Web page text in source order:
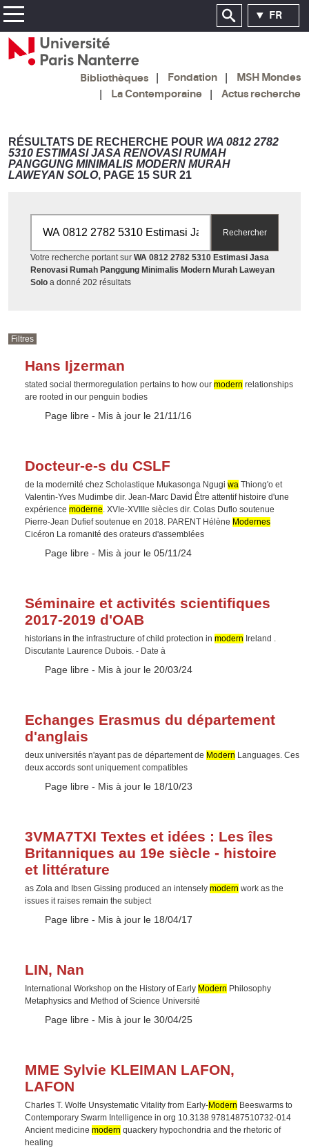
FR
Bibliothèques Fondation
MSH Mondes
La Contemporaine
Actus recherche
RÉSULTATS DE RECHERCHE POUR WA 0812 2782
5310 ESTIMASI JASA RENOVASI RUMAH
PANGGUNG MINIMALIS MODERN MURAH
LAWEYAN SOLO, PAGE 15 SUR 21
Rechercher
Votre recherche portant sur WA 0812 2782 5310 Estimasi Jasa
Renovasi Rumah Panggung Minimalis Modern Murah Laweyan
Solo a donné 202 résultatsAccéder aux résultats
Filtres
Hans Ijzerman
stated social thermoregulation pertains to how our modern relationships
are rooted in our penguin bodies
Type :
Page libre - Mis à jour le 21/11/16
Docteur-e-s du CSLF
de la modernité chez Scholastique Mukasonga Ngugi wa Thiong'o et
Valentin-Yves Mudimbe dir. Jean-Marc David Être attentif histoire d'une
expérience moderne . XVIe-XVIIIe siècles dir. Colas Duflo soutenue
Pierre-Jean Dufief soutenue en 2018. PARENT Hélène Modernes
Cicéron La romanité des orateurs d'assemblées
Type :
Page libre - Mis à jour le 05/11/24
Séminaire et activités scientifiques
2017-2019 d'OAB
historians in the infrastructure of child protection in modern Ireland .
Discutante Laurence Dubois. - Date à
Type :
Page libre - Mis à jour le 20/03/24
Echanges Erasmus du département
d'anglais
deux universités n'ayant pas de département de Modern Languages. Ces
deux accords sont uniquement compatibles
Type :
Page libre - Mis à jour le 18/10/23
3VMA7TXI Textes et idées : Les îles
Britanniques au 19e siècle - histoire
et littérature
as Zola and Ibsen Gissing produced an intensely modern work as the
issues it raises remain the subject
Type :
Page libre - Mis à jour le 18/04/17
LIN, Nan
International Workshop on the History of Early Modern Philosophy
Metaphysics and Method of Science Université
Type :
Page libre - Mis à jour le 30/04/25
MME Sylvie KLEIMAN LAFON,
LAFON
Charles T. Wolfe Unsystematic Vitality from Early-Modern Beeswarms to
Contemporary Swarm Intelligence in org 10.3138 9781487510732-014
Ancient medicine modern quackery hypochondria and the rhetoric of
healing